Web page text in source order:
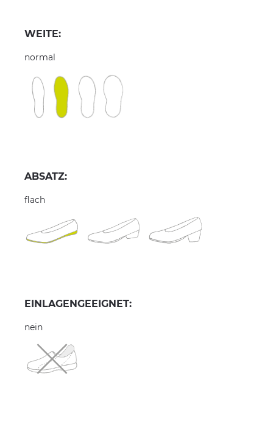
WEITE:
normal
ABSATZ:
flach
EINLAGENGEEIGNET:
nein